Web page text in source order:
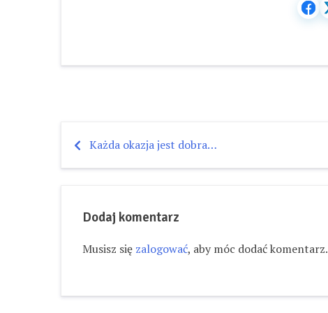
Nawigacja
Każda okazja jest dobra…
Dodaj komentarz
Musisz się zalogować, aby móc dodać komentarz.